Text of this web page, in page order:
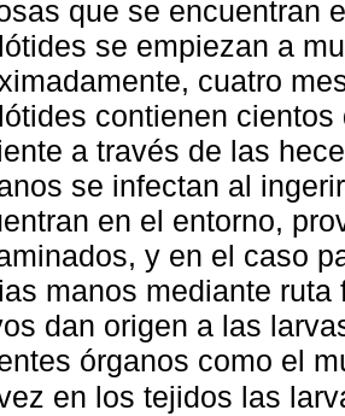
que se encuentran
se empiezan a
cuatro
contienen
a través de las
se infectan al
en el entorno,
y en el caso
manos mediante
dan origen a las
órganos como el
en los tejidos las